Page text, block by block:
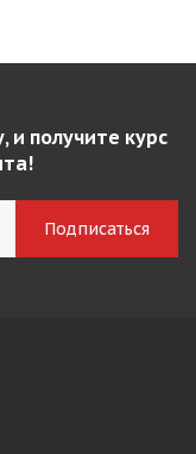
и получите курс